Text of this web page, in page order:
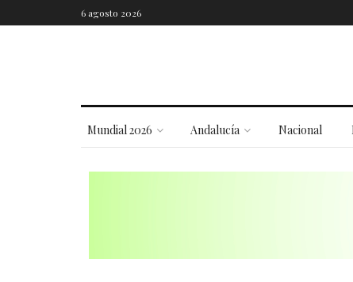
6 agosto 2026
Mundial 2026 Andalucía Nacional